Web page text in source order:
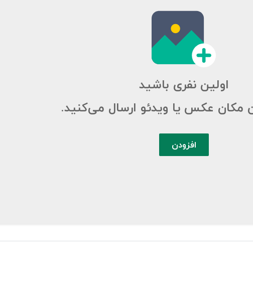
اولین نفری باشید
مکان عکس یا ویدئو ارسال می‌کنید.
افزودن